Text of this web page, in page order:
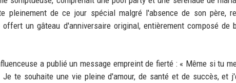
pleinement de ce jour spécial malgré l'absence de son père,
offert un gâteau d'anniversaire original, entièrement composé
a publié un message empreint de fierté : « Même si tu
Je te souhaite une vie pleine d'amour, de santé et de succès, et